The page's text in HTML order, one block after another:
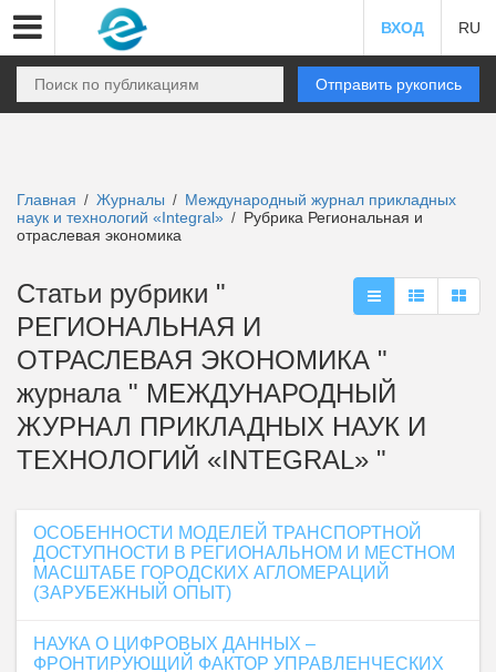
ВХОД RU
Отправить рукопись
Главная / Журналы / Международный журнал прикладных
наук и технологий «Integral» / Рубрика Региональная и
отраслевая экономика
Статьи рубрики "
РЕГИОНАЛЬНАЯ И
ОТРАСЛЕВАЯ ЭКОНОМИКА "
журнала " МЕЖДУНАРОДНЫЙ
ЖУРНАЛ ПРИКЛАДНЫХ НАУК И
ТЕХНОЛОГИЙ «INTEGRAL» "
ОСОБЕННОСТИ МОДЕЛЕЙ ТРАНСПОРТНОЙ
ДОСТУПНОСТИ В РЕГИОНАЛЬНОМ И МЕСТНОМ
МАСШТАБЕ ГОРОДСКИХ АГЛОМЕРАЦИЙ
(ЗАРУБЕЖНЫЙ ОПЫТ)
НАУКА О ЦИФРОВЫХ ДАННЫХ –
ФРОНТИРУЮЩИЙ ФАКТОР УПРАВЛЕНЧЕСКИХ